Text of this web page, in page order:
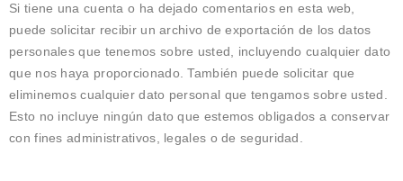
Si tiene una cuenta o ha dejado comentarios en esta web,
puede solicitar recibir un archivo de exportación de los datos
personales que tenemos sobre usted, incluyendo cualquier dato
que nos haya proporcionado. También puede solicitar que
eliminemos cualquier dato personal que tengamos sobre usted.
Esto no incluye ningún dato que estemos obligados a conservar
con fines administrativos, legales o de seguridad.